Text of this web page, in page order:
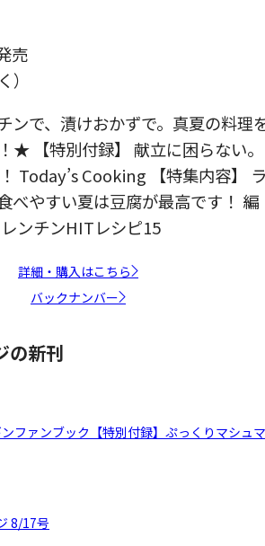
売
）
ンで、漬けおかずで。真夏の料理
★ 【特別付録】 献立に困らない。
Today’s Cooking 【特集内容】
べやすい夏は豆腐が最高です！ 編
ンチンHITレシピ15
詳細・購入はこちら
バックナンバー
の新刊
ファンブック【特別付録】ぷっくりマシュマ
8/17号